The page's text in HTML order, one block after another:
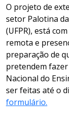
O projeto de
setor Palotina
(UFPR), está
remota e
preparação de
pretendem
Nacional do
ser feitas até o
formulário.